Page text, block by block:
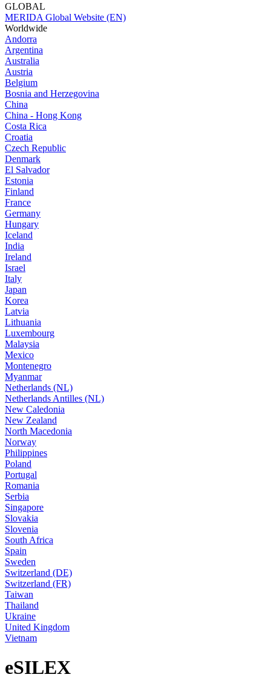
GLOBAL
MERIDA Global Website (EN)
Worldwide
Andorra
Argentina
Australia
Austria
Belgium
Bosnia and Herzegovina
China
China - Hong Kong
Costa Rica
Croatia
Czech Republic
Denmark
El Salvador
Estonia
Finland
France
Germany
Hungary
Iceland
India
Ireland
Israel
Italy
Japan
Korea
Latvia
Lithuania
Luxembourg
Malaysia
Mexico
Montenegro
Myanmar
Netherlands (NL)
Netherlands Antilles (NL)
New Caledonia
New Zealand
North Macedonia
Norway
Philippines
Poland
Portugal
Romania
Serbia
Singapore
Slovakia
Slovenia
South Africa
Spain
Sweden
Switzerland (DE)
Switzerland (FR)
Taiwan
Thailand
Ukraine
United Kingdom
Vietnam
eSILEX